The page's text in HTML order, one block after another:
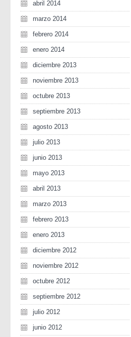
abril 2014
marzo 2014
febrero 2014
enero 2014
diciembre 2013
noviembre 2013
octubre 2013
septiembre 2013
agosto 2013
julio 2013
junio 2013
mayo 2013
abril 2013
marzo 2013
febrero 2013
enero 2013
diciembre 2012
noviembre 2012
octubre 2012
septiembre 2012
julio 2012
junio 2012